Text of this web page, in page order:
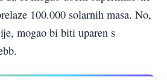
100.000 solarnih masa. No,
mogao bi biti uparen s